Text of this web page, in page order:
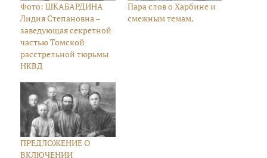
Фото: ШКАБАРДИНА
Лидия Степановна –
заведующая секретной
частью Томской
расстрельной тюрьмы
НКВД
Пара слов о Харбине и
смежным темам.
ПРЕДЛОЖЕНИЕ О
ВКЛЮЧЕНИИ